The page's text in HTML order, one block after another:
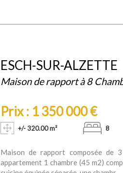
ESCH-SUR-ALZETTE
Maison de rapport à 8
Prix : 1 350 000 €
+/- 320.00 m² 8
Maison de rapport composée de
appartement 1 chambre (45 m2)